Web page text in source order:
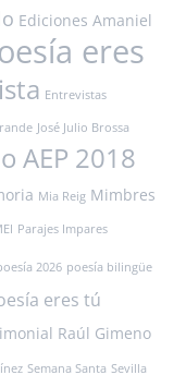
Ediciones Amaniel
eres
Entrevistas
José Julio Brossa
AEP 2018
Mia Reig Mimbres
Parajes Impares
2026 poesía bilingüe
eres tú
Raúl Gimeno
Semana Santa Sevilla